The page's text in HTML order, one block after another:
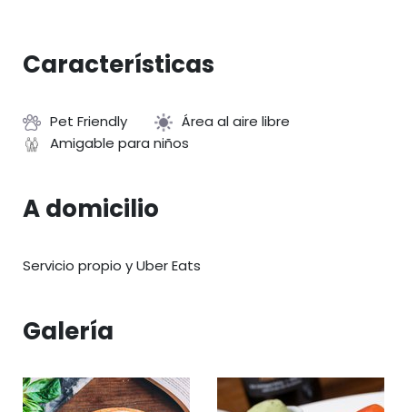
Características
Pet Friendly
Área al aire libre
Amigable para niños
A domicilio
Servicio propio y Uber Eats
Galería